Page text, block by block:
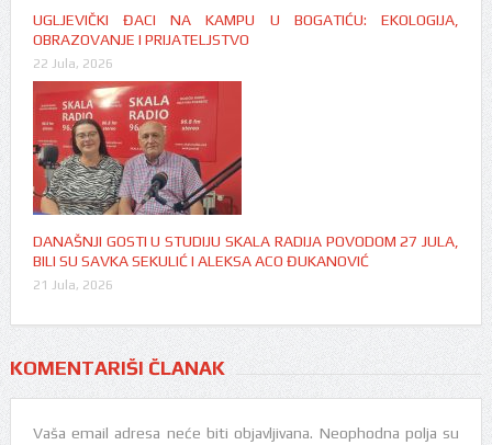
UGLJEVIČKI ĐACI NA KAMPU U BOGATIĆU: EKOLOGIJA,
OBRAZOVANJE I PRIJATELJSTVO
22 Jula, 2026
DANAŠNJI GOSTI U STUDIJU SKALA RADIJA POVODOM 27 JULA,
BILI SU SAVKA SEKULIĆ I ALEKSA ACO ĐUKANOVIĆ
21 Jula, 2026
KOMENTARIŠI ČLANAK
Vaša email adresa neće biti objavljivana. Neophodna polja su